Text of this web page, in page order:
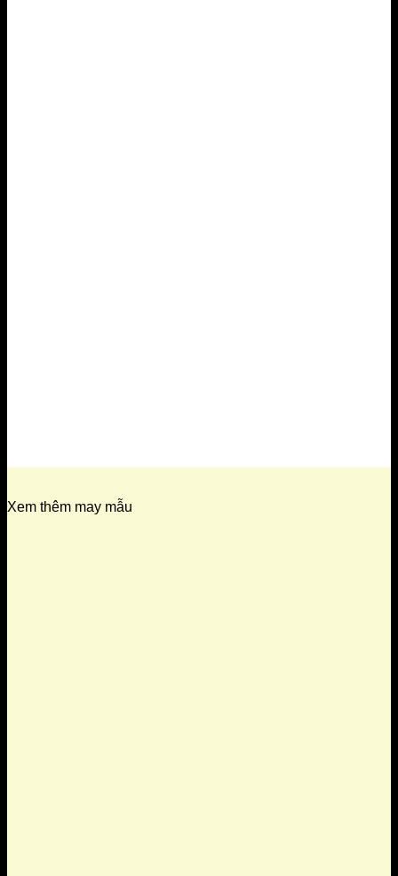
Xem thêm may mẫu